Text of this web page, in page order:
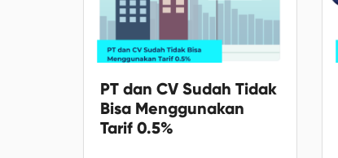
PT dan CV Sudah Tidak
Bisa Menggunakan
Tarif 0.5%